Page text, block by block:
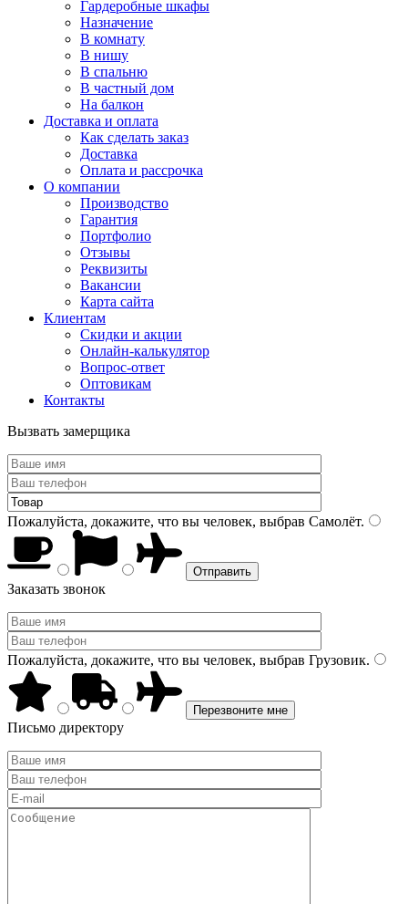
Гардеробные шкафы
Назначение
В комнату
В нишу
В спальню
В частный дом
На балкон
Доставка и оплата
Как сделать заказ
Доставка
Оплата и рассрочка
О компании
Производство
Гарантия
Портфолио
Отзывы
Реквизиты
Вакансии
Карта сайта
Клиентам
Скидки и акции
Онлайн-калькулятор
Вопрос-ответ
Оптовикам
Контакты
Вызвать замерщика
Пожалуйста, докажите, что вы человек, выбрав Самолёт.
Заказать звонок
Пожалуйста, докажите, что вы человек, выбрав Грузовик.
Письмо директору